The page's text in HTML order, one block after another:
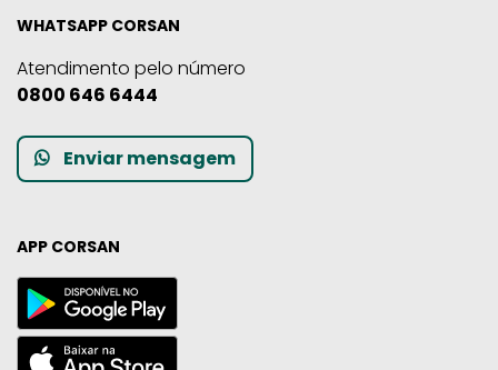
WHATSAPP CORSAN
Atendimento pelo número
0800 646 6444
Enviar mensagem
APP CORSAN